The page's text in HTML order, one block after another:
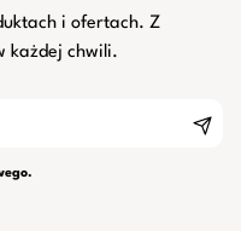
i ofertach. Z
każdej chwili.